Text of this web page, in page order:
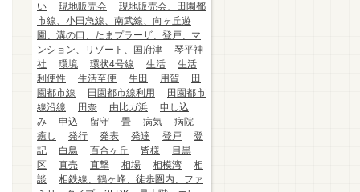
い
現地販売会
現地販売会、田園都
市線、小田急線、南武線、向ヶ丘遊
園、溝の口、たまプラーザ、登戸、マ
ンション、リゾート、国府津
琴平神
社
環境 環状4号線 生活
生活
利便性
生活至便 生田 用賀
田
園都市線
田園都市線利用
田園都市
線沿線
田奈 由比ガ浜
申し込
み
申込 留守 畳 病気
病院
癒し
発行 発表 発達 登戸
登
記
白鳥 百合ヶ丘 皆様
目黒
区
直売 直撃 相場 相模湾
相
談
相鉄線、鶴ヶ峰、徒歩圏内、ファ